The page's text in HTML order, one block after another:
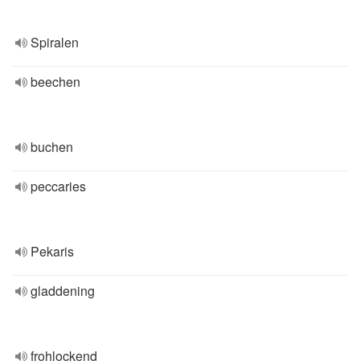
Spiralen
beechen
buchen
peccaries
Pekaris
gladdening
frohlockend